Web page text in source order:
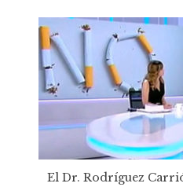
El Dr. Rodríguez